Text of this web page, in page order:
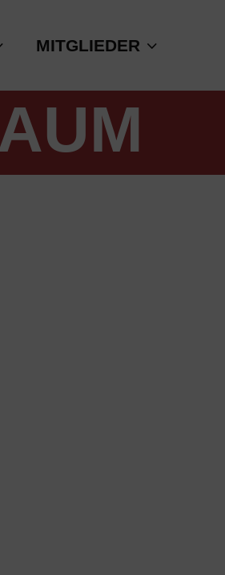
MITGLIEDER